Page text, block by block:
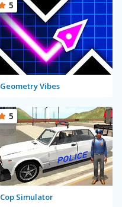
Geometry Vibes
5
Cop Simulator
5